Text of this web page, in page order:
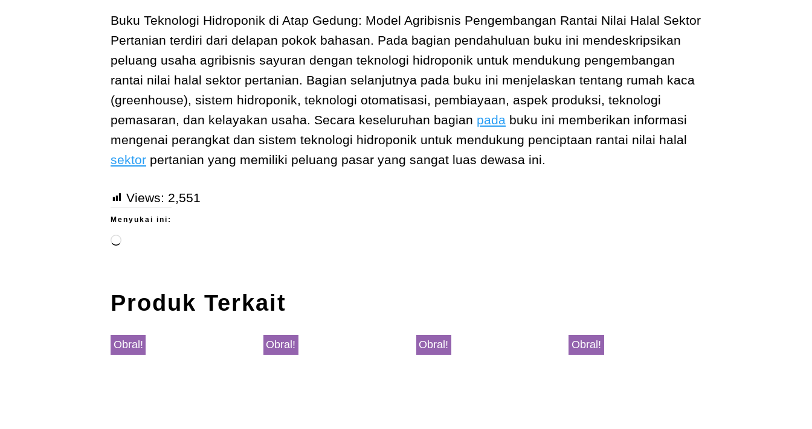
Buku Teknologi Hidroponik di Atap Gedung: Model Agribisnis Pengembangan Rantai Nilai Halal Sektor
Pertanian terdiri dari delapan pokok bahasan. Pada bagian pendahuluan buku ini mendeskripsikan
peluang usaha agribisnis sayuran dengan teknologi hidroponik untuk mendukung pengembangan
rantai nilai halal sektor pertanian. Bagian selanjutnya pada buku ini menjelaskan tentang rumah kaca
(greenhouse), sistem hidroponik, teknologi otomatisasi, pembiayaan, aspek produksi, teknologi
pemasaran, dan kelayakan usaha. Secara keseluruhan bagian pada buku ini memberikan informasi
mengenai perangkat dan sistem teknologi hidroponik untuk mendukung penciptaan rantai nilai halal
sektor pertanian yang memiliki peluang pasar yang sangat luas dewasa ini.
Views: 2,551
Menyukai ini:
Produk Terkait
Obral! Obral! Obral! Obral!